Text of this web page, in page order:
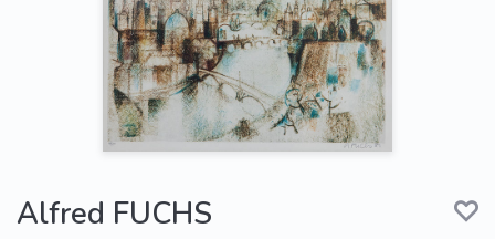
Alfred FUCHS